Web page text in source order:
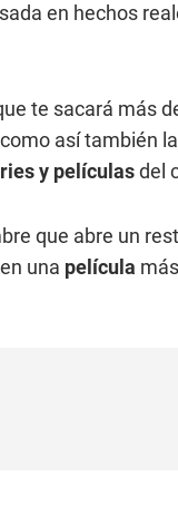
en hechos
te sacará más
así también
y películasdel
que abre un
una película